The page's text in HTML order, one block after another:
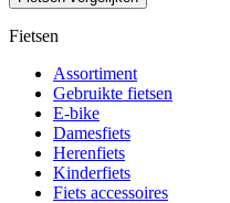
Fietsen
Assortiment
Gebruikte fietsen
E-bike
Damesfiets
Herenfiets
Kinderfiets
Fiets accessoires